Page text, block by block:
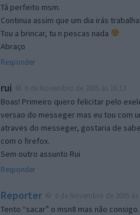
Tá perfeito msm.
Continua assim que um dia irás
Tou a brincar, tu n pescas nada
Abraço
Responder
rui
Boas! Primeiro quero felicitar pelo
versao do messeger mas eu tou com
atraves do messeger, gostaria de
com o firefox.
Sem outro assunto Rui
Responder
Reporter
Tento “sacar” o msn8 mas não